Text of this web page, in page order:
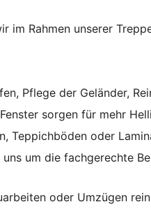
Rahmen unserer
Pflege der Geländer,
sorgen für mehr
Teppichböden oder
uns um die fachgerechte
oder Umzügen